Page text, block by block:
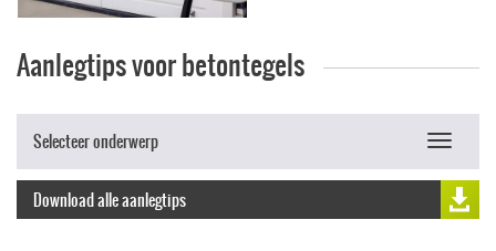
Aanlegtips voor betontegels
Selecteer onderwerp
Toggle
Download alle aanlegtips